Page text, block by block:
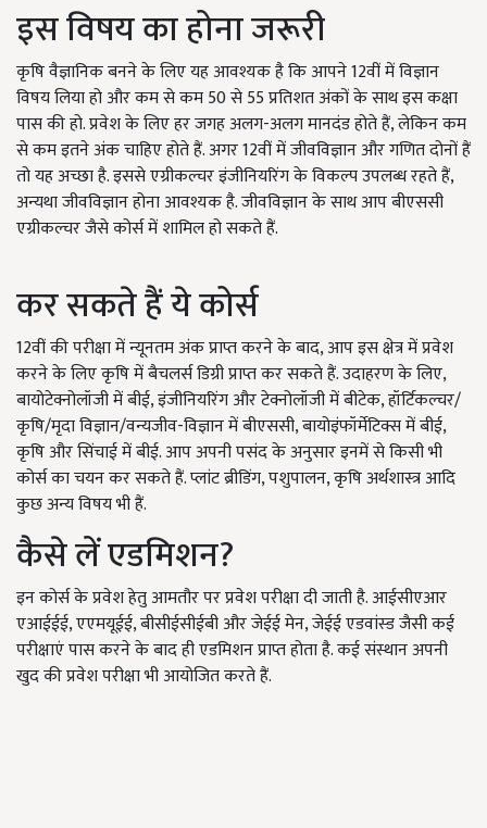
इस विषय का होना जरूरी
कृषि वैज्ञानिक बनने के लिए यह आवश्यक है कि आपने 12वीं में विज्ञान
विषय लिया हो और कम से कम 50 से 55 प्रतिशत अंकों के साथ इस कक्षा
पास की हो. प्रवेश के लिए हर जगह अलग-अलग मानदंड होते हैं, लेकिन कम
से कम इतने अंक चाहिए होते हैं. अगर 12वीं में जीवविज्ञान और गणित दोनों हैं
तो यह अच्छा है. इससे एग्रीकल्चर इंजीनियरिंग के विकल्प उपलब्ध रहते हैं,
अन्यथा जीवविज्ञान होना आवश्यक है. जीवविज्ञान के साथ आप बीएससी
एग्रीकल्चर जैसे कोर्स में शामिल हो सकते हैं.
कर सकते हैं ये कोर्स
12वीं की परीक्षा में न्यूनतम अंक प्राप्त करने के बाद, आप इस क्षेत्र में प्रवेश
करने के लिए कृषि में बैचलर्स डिग्री प्राप्त कर सकते हैं. उदाहरण के लिए,
बायोटेक्नोलॉजी में बीई, इंजीनियरिंग और टेक्नोलॉजी में बीटेक, हॉर्टिकल्चर/
कृषि/मृदा विज्ञान/वन्यजीव-विज्ञान में बीएससी, बायोइंफॉर्मेटिक्स में बीई,
कृषि और सिंचाई में बीई. आप अपनी पसंद के अनुसार इनमें से किसी भी
कोर्स का चयन कर सकते हैं. प्लांट ब्रीडिंग, पशुपालन, कृषि अर्थशास्त्र आदि
कुछ अन्य विषय भी हैं.
कैसे लें एडमिशन?
इन कोर्स के प्रवेश हेतु आमतौर पर प्रवेश परीक्षा दी जाती है. आईसीएआर
एआईईई, एएमयूईई, बीसीईसीईबी और जेईई मेन, जेईई एडवांस्ड जैसी कई
परीक्षाएं पास करने के बाद ही एडमिशन प्राप्त होता है. कई संस्थान अपनी
खुद की प्रवेश परीक्षा भी आयोजित करते हैं.